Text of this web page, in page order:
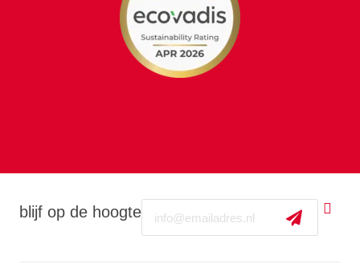
blijf op de hoogte